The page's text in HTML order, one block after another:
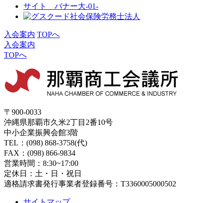
入会案内 TOPへ
入会案内
TOPへ
〒900-0033
沖縄県那覇市久米2丁目2番10号
中小企業振興会館3階
TEL：(098) 868-3758(代)
FAX：(098) 866-9834
営業時間：8:30~17:00
定休日：土・日・祝日
適格請求書発行事業者登録番号：T3360005000502